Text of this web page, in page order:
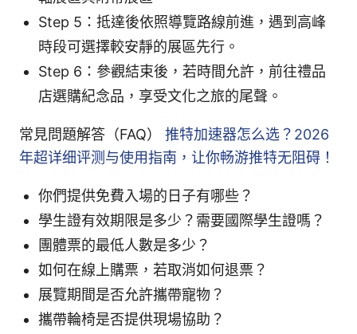
Step 5：抵達後依照導覽路線前進，遇到高峰
時段可選擇較安靜的展區先行。
Step 6：參觀結束後，若時間允許，前往禮品
店選購紀念品，享受文化之旅的尾聲。
常見問題解答（FAQ） 推特加速器怎么选？2026
年超详细评测与使用指南，让你畅游推特无阻碍！
你們提供免費入場的日子有哪些？
學生證有效期限是多少？需要國際學生證嗎？
團體票的最低人數是多少？
如何在線上購票，若取消如何退票？
展覽期間是否允許攜帶寵物？
攜帶輪椅是否提供現場協助？